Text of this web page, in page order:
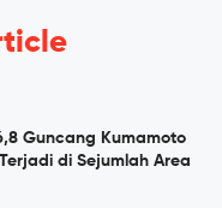
Guncang Kumamoto
di Sejumlah Area